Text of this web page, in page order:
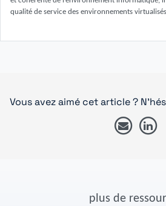
qualité de service des environnements
Vous avez aimé cet article ?
plus de